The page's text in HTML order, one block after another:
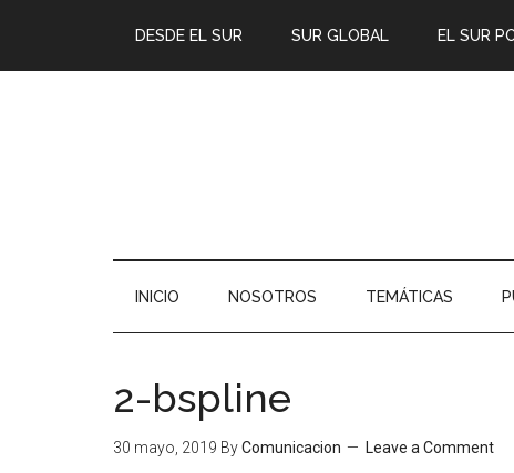
DESDE EL SUR SUR GLOBAL EL SUR
INICIO NOSOTROS TEMÁTICAS
2-bspline
30 mayo, 2019 ByComunicacion Leave a Comment